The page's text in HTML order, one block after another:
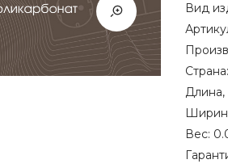
Вид
Страна:
Длина,
Вес: